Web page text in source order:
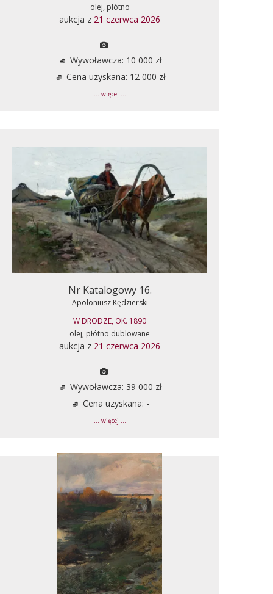
olej, płótno
aukcja z 21 czerwca 2026
Wywoławcza: 10 000 zł
Cena uzyskana: 12 000 zł
... więcej ...
Nr Katalogowy 16.
Apoloniusz Kędzierski
W DRODZE, OK. 1890
olej, płótno dublowane
aukcja z 21 czerwca 2026
Wywoławcza: 39 000 zł
Cena uzyskana: -
... więcej ...